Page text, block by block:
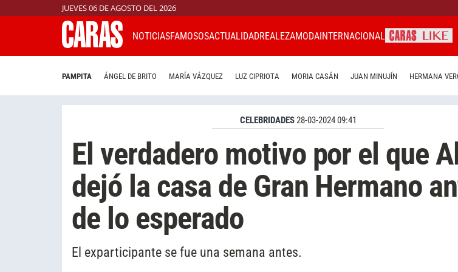
JUEVES 06 DE AGOSTO DEL 2026
NOTICIASFAMOSOSACTUALIDADREALEZAMODAINTERNACIONAL
PAMPITA ÁNGEL DE BRITO MARÍA VÁZQUEZ LUZ CIPRIOTA MORIA CASÁN JUAN MINUJÍN HERMANA
CELEBRIDADES28-03-2024 09:41
El verdadero motivo por el que
dejó la casa de Gran Hermano
de lo esperado
El exparticipante se fue una semana antes.